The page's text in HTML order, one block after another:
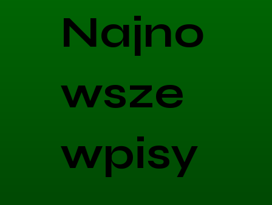
Najno
wsze
wpisy